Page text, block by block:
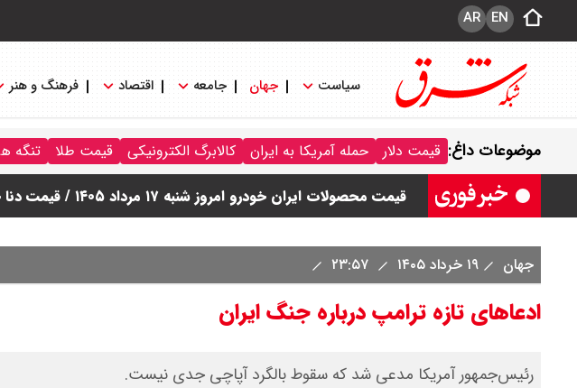
EN
AR
سیاست جهان جامعه اقتصاد فرهنگ و هنر
موضوعات داغ: قیمت دلار حمله آمریکا به ایران کالابرگ الکترونیکی قیمت طلا تنگه
قیمت خودرو امروز شنبه ۱۷ مرداد ۱۴۰۵/ کاهش ۱۰۵ میلیون تومانی قیمت کوییک
قیمت محصولات سایپا امروز شنبه ۱۷ مرداد ۱۴۰۵ / قیمت اطلس چند؟ + جدول
قیمت محصولات ایران خودرو امروز شنبه ۱۷ مرداد ۱۴۰۵ / قیمت دنا چند ؟ + جدول
شاخص بورس امروز شنبه ۱۷ مرداد ۱۴۰۵ / شاخص افزایشی شد + تحلیل
جهان ۱۹ خرداد ۱۴۰۵
ادعاهای تازه ترامپ درباره جنگ ایران
رئیس‌جمهور آمریکا مدعی شد که سقوط بالگرد آپاچی جدی نیست.